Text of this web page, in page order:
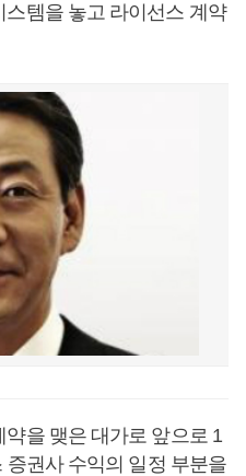
템을 놓고 라이선스 계약
을 맺은 대가로 앞으로 1
권사 수익의 일정 부분을